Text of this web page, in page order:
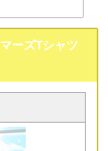
ーズTシャツ